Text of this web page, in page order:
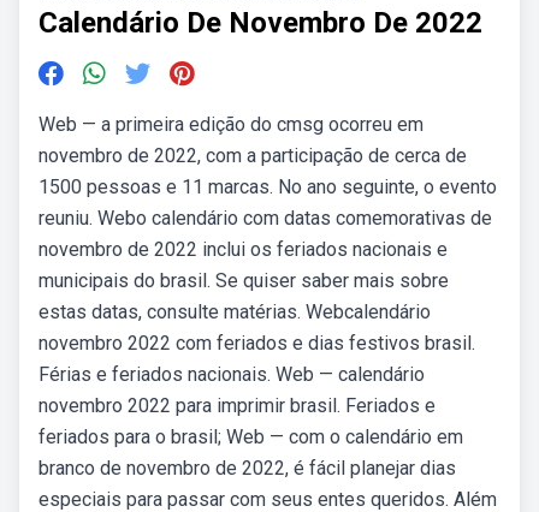
Calendário De Novembro De 2022
Web — a primeira edição do cmsg ocorreu em
novembro de 2022, com a participação de cerca de
1500 pessoas e 11 marcas. No ano seguinte, o evento
reuniu. Webo calendário com datas comemorativas de
novembro de 2022 inclui os feriados nacionais e
municipais do brasil. Se quiser saber mais sobre
estas datas, consulte matérias. Webcalendário
novembro 2022 com feriados e dias festivos brasil.
Férias e feriados nacionais. Web — calendário
novembro 2022 para imprimir brasil. Feriados e
feriados para o brasil; Web — com o calendário em
branco de novembro de 2022, é fácil planejar dias
especiais para passar com seus entes queridos. Além